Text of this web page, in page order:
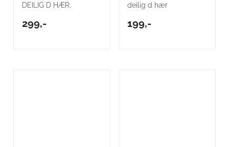
DEILIG D HÆR.
299,-
deilig d hær
199,-